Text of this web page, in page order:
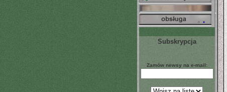
Subskrypcja
Zamów newsy na e-mail: